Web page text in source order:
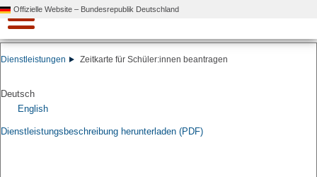
Offizielle Website – Bundesrepublik Deutschland
Dienstleistungen Zeitkarte für Schüler:innen beantragen
Deutsch
English
Dienstleistungsbeschreibung herunterladen (PDF)